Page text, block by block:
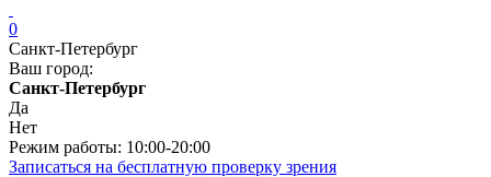
0
Санкт-Петербург
Ваш город:
Санкт-Петербург
Да
Нет
Режим работы: 10:00-20:00
Записаться на бесплатную проверку зрения